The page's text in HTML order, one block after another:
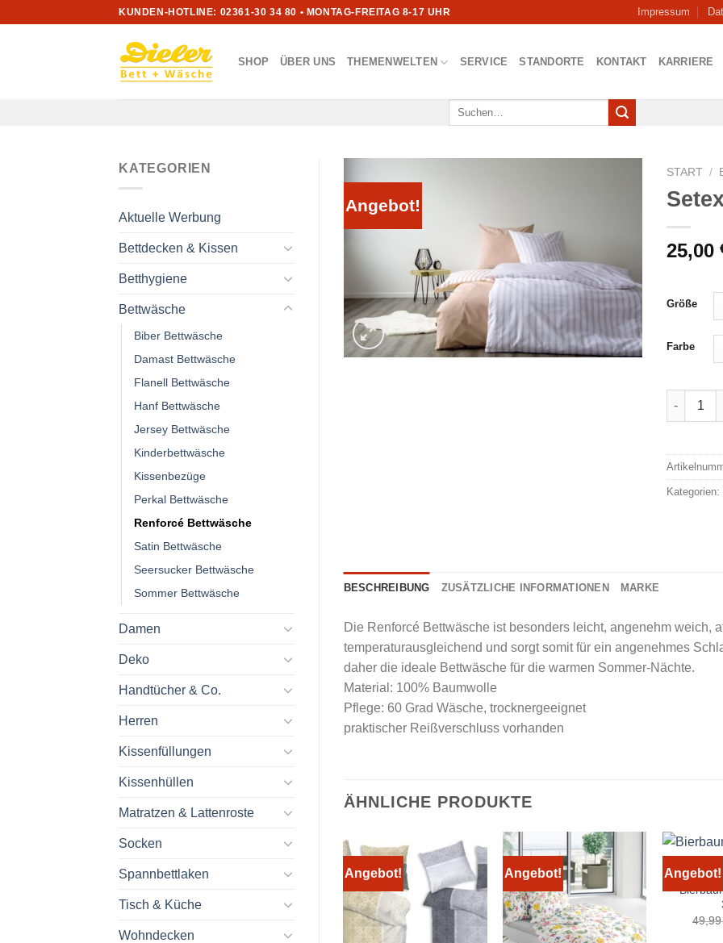
KUNDEN-HOTLINE: 02361-30 34 80 • MONTAG-FREITAG 8-17 UHR Impressum
SHOP ÜBER UNS THEMENWELTEN SERVICE STANDORTE KONTAKT KARRIERE
Suchen
KATEGORIEN
Aktuelle Werbung
Bettdecken & Kissen
Betthygiene
Bettwäsche
Biber Bettwäsche
Damast Bettwäsche
Flanell Bettwäsche
Hanf Bettwäsche
Jersey Bettwäsche
Kinderbettwäsche
Kissenbezüge
Perkal Bettwäsche
Renforcé Bettwäsche
Satin Bettwäsche
Seersucker Bettwäsche
Sommer Bettwäsche
Damen
Deko
Handtücher & Co.
Herren
Kissenfüllungen
Kissenhüllen
Matratzen & Lattenroste
Socken
Spannbettlaken
Tisch & Küche
Wohndecken
Angebot!
START /
25,00
Größe
Farbe
Setex
Kategorien:
BESCHREIBUNG ZUSÄTZLICHE INFORMATIONEN MARKE
Die Renforcé Bettwäsche ist besonders leicht, angenehm weich,
temperaturausgleichend und sorgt somit für ein angenehmes
daher die ideale Bettwäsche für die warmen Sommer-Nächte.
Material: 100% Baumwolle
Pflege: 60 Grad Wäsche, trocknergeeignet
praktischer Reißverschluss vorhanden
ÄHNLICHE PRODUKTE
Angebot! Angebot! Angebot!